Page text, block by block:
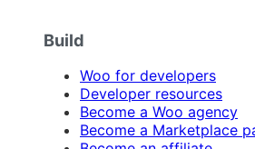
Build
Woo for developers
Developer resources
Become a Woo agency
Become a Marketplace